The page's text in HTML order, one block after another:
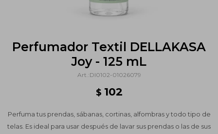
Perfumador Textil DELLAKASA
Joy - 125 mL
DI0102-01026079
$ 102
Perfuma tus prendas, sábanas, cortinas, alfombras y todo tipo de
telas. Es ideal para usar después de lavar sus prendas o las de sus